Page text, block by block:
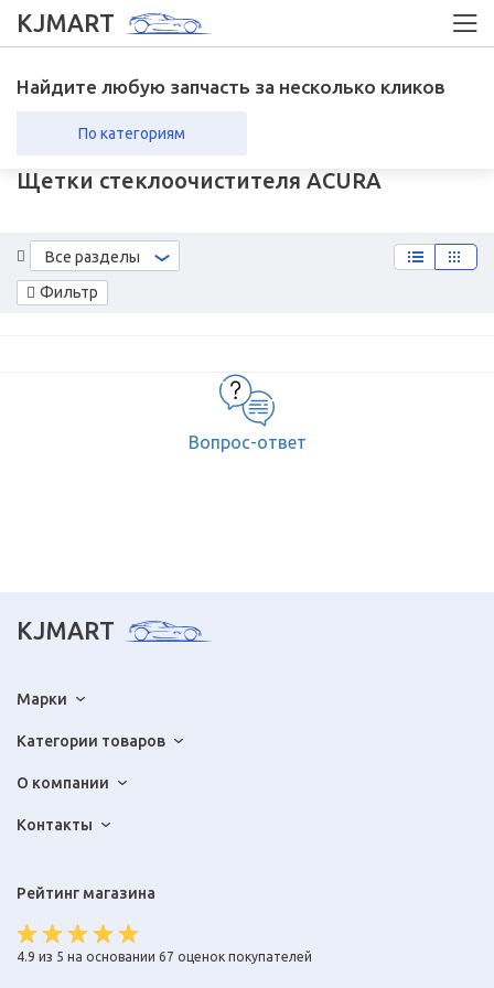
KJMART
Найдите любую запчасть за несколько кликов
По категориям
Щетки стеклоочистителя ACURA
Фильтр
Все разделы
Вопрос-ответ
KJMART
Марки
Категории товаров
О компании
Контакты
Рейтинг магазина
4.9 из 5 на основании 67 оценок покупателей